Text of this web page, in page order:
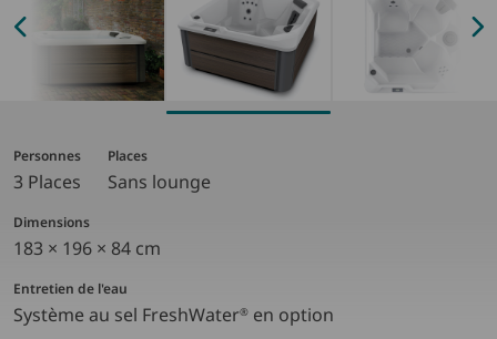
Personnes
3 Places
Places
Sans lounge
Dimensions
183 × 196 × 84 cm
Entretien de l'eau
Système au sel FreshWater® en option